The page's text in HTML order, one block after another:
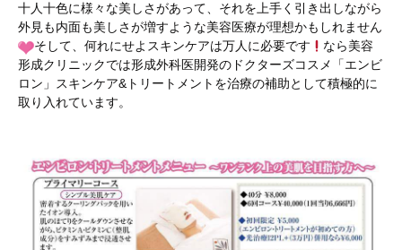
十人十色に様々な美しさがあって、それを上手く引き出しながら
外見も内面も美しさが増すような美容医療が理想かもしれません
そして、何れにせよスキンケアは万人に必要です
なら美容
形成クリニックでは形成外科医開発のドクターズコスメ「エンビ
ロン」スキンケア&トリートメントを治療の補助として積極的に
取り入れています。